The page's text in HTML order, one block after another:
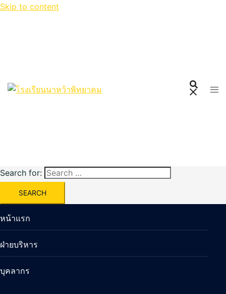
Skip to content
Search for:
หน้าแรก
ฝ่ายบริหาร
บุคลากร